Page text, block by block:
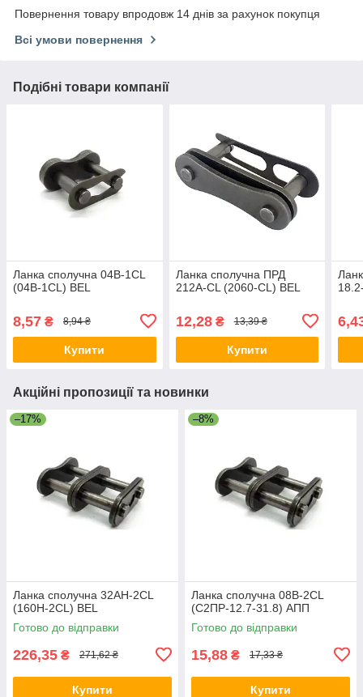
Повернення товару впродовж 14 днів за рахунок покупця
Всі умови повернення
Подібні товари компанії
Ланка сполучна 04B-1CL
(04B-1CL) BEL
8,57 ₴ 8,94 ₴
Купити
Ланка сполучна ПРД
212A-CL (2060-CL) BEL
12,28₴ 13,39 ₴
Купити
Акційні пропозиції та новинки
–17%
Ланка сполучна 32AH-2CL
(160H-2CL) BEL
Готово до відправки
226,35 ₴ 271,62 ₴
Купити
–8%
Ланка сполучна 08B-2CL
(С2ПР-12.7-31.8) АПП
Готово до відправки
15,88 ₴ 17,33 ₴
Купити